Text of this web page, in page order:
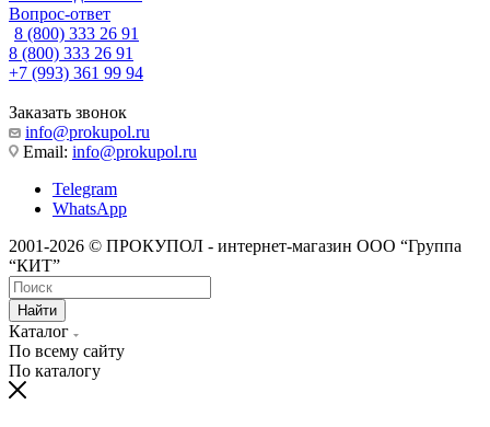
Вопрос-ответ
8 (800) 333 26 91
8 (800) 333 26 91
+7 (993) 361 99 94
Заказать звонок
info@prokupol.ru
Email: info@prokupol.ru
Telegram
WhatsApp
2001-2026 © ПРОКУПОЛ - интернет-магазин ООО “Группа
“КИТ”
Найти
Каталог
По всему сайту
По каталогу